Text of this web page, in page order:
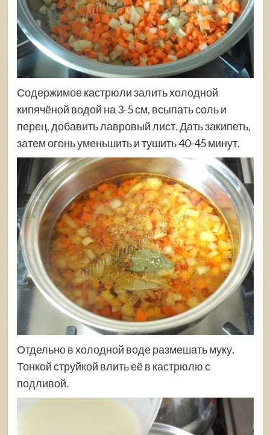
Содержимое кастрюли залить холодной
кипячёной водой на 3-5 см, всыпать соль и
перец, добавить лавровый лист. Дать закипеть,
затем огонь уменьшить и тушить 40-45 минут.
Отдельно в холодной воде размешать муку.
Тонкой струйкой влить её в кастрюлю с
подливой.